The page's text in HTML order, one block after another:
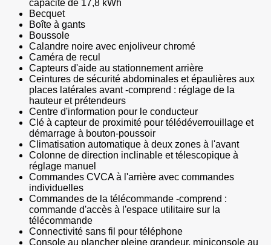
capacité de 17,8 kWh
Becquet
Boîte à gants
Boussole
Calandre noire avec enjoliveur chromé
Caméra de recul
Capteurs d'aide au stationnement arrière
Ceintures de sécurité abdominales et épaulières aux
places latérales avant -comprend : réglage de la
hauteur et prétendeurs
Centre d'information pour le conducteur
Clé à capteur de proximité pour télédéverrouillage et
démarrage à bouton-poussoir
Climatisation automatique à deux zones à l'avant
Colonne de direction inclinable et télescopique à
réglage manuel
Commandes CVCA à l'arrière avec commandes
individuelles
Commandes de la télécommande -comprend :
commande d'accès à l'espace utilitaire sur la
télécommande
Connectivité sans fil pour téléphone
Console au plancher pleine grandeur, miniconsole au